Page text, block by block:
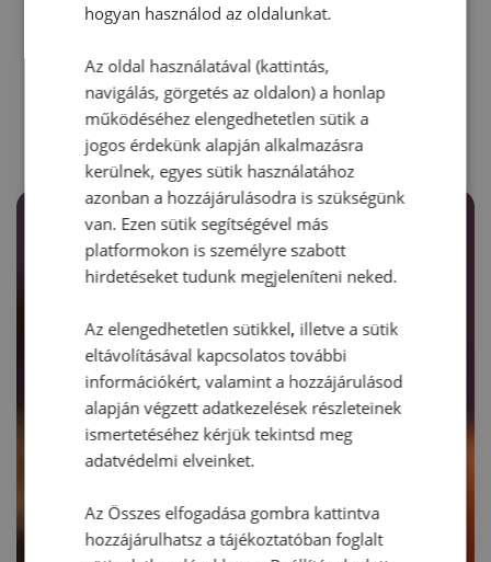
RECEPTAJÁNLÓ
hogyan használod az oldalunkat.
Az oldal használatával (kattintás,
navigálás, görgetés az oldalon) a honlap
működéséhez elengedhetetlen sütik a
jogos érdekünk alapján alkalmazásra
kerülnek, egyes sütik használatához
azonban a hozzájárulásodra is szükségünk
van. Ezen sütik segítségével más
platformokon is személyre szabott
hirdetéseket tudunk megjeleníteni neked.
Az elengedhetetlen sütikkel, illetve a sütik
eltávolításával kapcsolatos további
információkért, valamint a hozzájárulásod
alapján végzett adatkezelések részleteinek
ismertetéséhez kérjük tekintsd meg
adatvédelmi elveinket.
Az Összes elfogadása gombra kattintva
hozzájárulhatsz a tájékoztatóban foglalt